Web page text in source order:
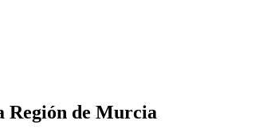
Región de Murcia